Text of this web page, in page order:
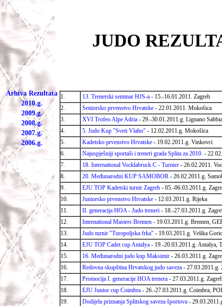
JUDO
Arhiva Rezultata
2010.g.
2009.g.
2008.g.
2007.g.
2006.g.
1. 13. Trenerski seminar HJS-a - 15.-16.01.2011. Zagreb
2.
Seniorsko prvenstvo Hrvatske - 22.01.2011. Mokošica
3.
XVI Trofeo Alpe Adria - 29.-30.01.2011.g. Lignano
4.
5. Judo Kup "Sveti Vlaho" - 12.02.2011.g. Mokošica
5.
Kadetsko prvenstvo Hrvatske - 19.02.2011.g. Vinkovci
6.
Najuspješniji sportaši i treneri grada Splita za 2010. -
7.
18. International Vocklabruck C - Turnier - 26.02.2011.
8.
20. Međunarodni KUP SAMOBOR - 26.02.2011.g.
9.
EJU TOP Kadetski turnir Zagreb - 05.-06.03.2011.g.
10.
Juniorsko prvenstvo Hrvatske - 12.03.2011.g. Rijeka
11.
II. generacija HOA - Judo treneri - 18.-27.03.2011.g.
12.
International Masters Bremen - 19.03.2011.g. Bremen,
13.
Judo turnir "Turopoljska frka" - 19.03.2011.g. Velika
14.
EJU TOP Cadet cup Antalya - 19.-20.03.2011.g. Antalya,
15.
16. Međunarodni judo kup Maksimir - 26.03.2011.g.
16.
Redovna skupština Hrvatskog judo saveza - 27.03.2011.g.
17.
Promocija I. generacije HOA trenera - 27.03.2011.g.
18.
EJU Junior cup Coimbra - 26.-27.03.2011.g. Coimbra,
19.
Dodijela priznanja Splitskog saveza športova -